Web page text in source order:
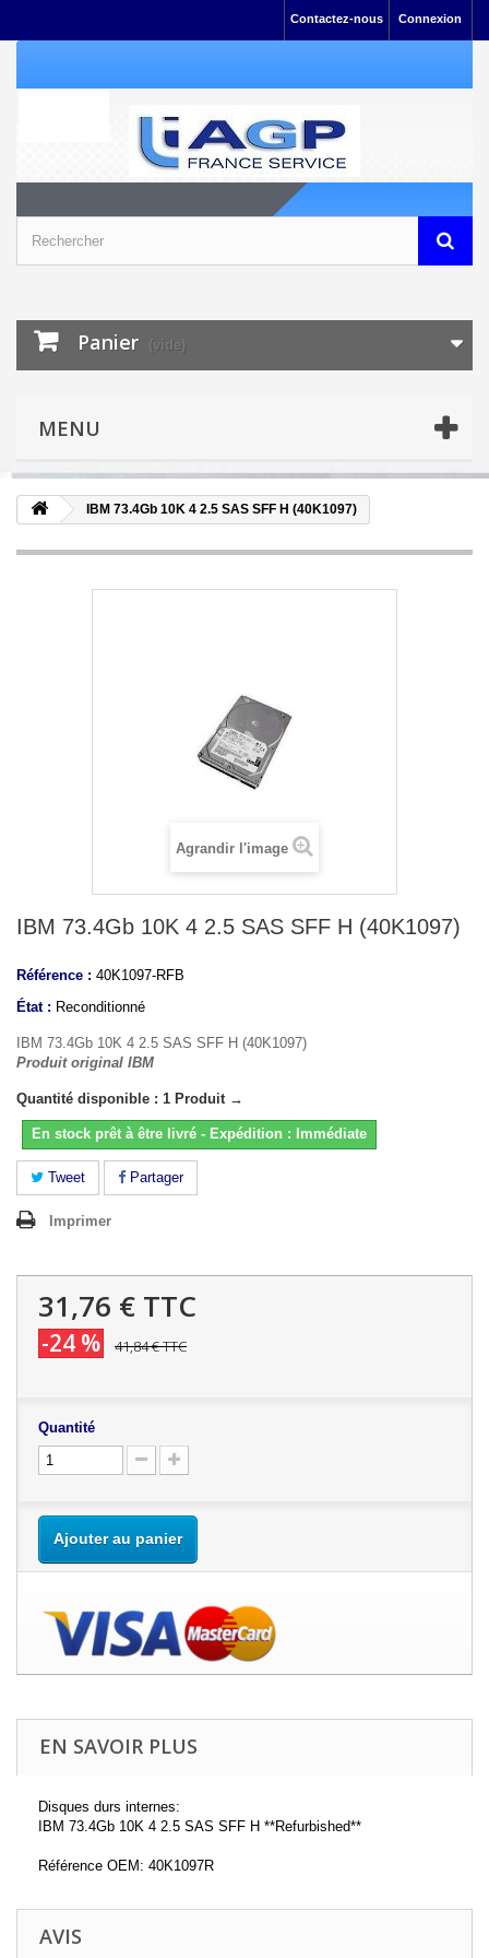
Connexion
Contactez-nous
Panier (vide)
MENU
IBM 73.4Gb 10K 4 2.5 SAS SFF H (40K1097)
Agrandir l'image
IBM 73.4Gb 10K 4 2.5 SAS SFF H (40K1097)
Référence : 40K1097-RFB
État : Reconditionné
IBM 73.4Gb 10K 4 2.5 SAS SFF H (40K1097)
Produit original IBM
Quantité disponible : 1 Produit →
En stock prêt à être livré - Expédition : Immédiate
Tweet Partager
Imprimer
31,76 € TTC
-24 % 41,84 €TTC
Quantité
Ajouter au panier
EN SAVOIR PLUS
Disques durs internes:
IBM 73.4Gb 10K 4 2.5 SAS SFF H **Refurbished**
Référence OEM: 40K1097R
AVIS